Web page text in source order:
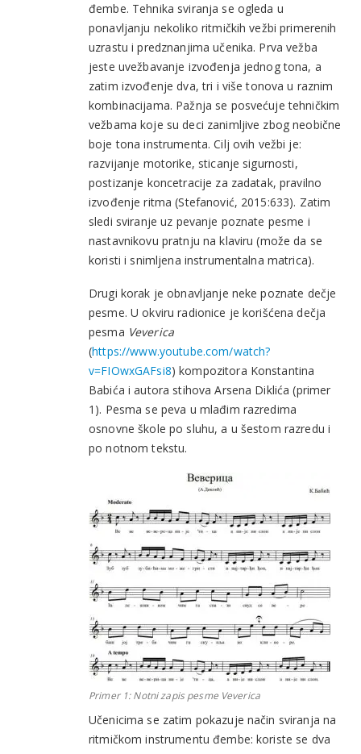
đembe. Tehnika sviranja se ogleda u
ponavljanju nekoliko ritmičkih vežbi primerenih
uzrastu i predznanjima učenika. Prva vežba
jeste uvežbavanje izvođenja jednog tona, a
zatim izvođenje dva, tri i više tonova u raznim
kombinacijama. Pažnja se posvećuje tehničkim
vežbama koje su deci zanimljive zbog neobične
boje tona instrumenta. Cilj ovih vežbi je:
razvijanje motorike, sticanje sigurnosti,
postizanje koncetracije za zadatak, pravilno
izvođenje ritma (Stefanović, 2015:633). Zatim
sledi sviranje uz pevanje poznate pesme i
nastavnikovu pratnju na klaviru (može da se
koristi i snimljena instrumentalna matrica).
Drugi korak je obnavljanje neke poznate dečje
pesme. U okviru radionice je korišćena dečja
pesma Veverica
(https://www.youtube.com/watch?
v=FIOwxGAFsi8) kompozitora Konstantina
Babića i autora stihova Arsena Diklića (primer
1). Pesma se peva u mlađim razredima
osnovne škole po sluhu, a u šestom razredu i
po notnom tekstu.
Primer 1: Notni zapis pesme Veverica
Učenicima se zatim pokazuje način sviranja na
ritmičkom instrumentu đembe: koriste se dva